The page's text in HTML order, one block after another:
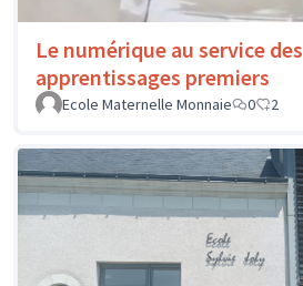
Le numérique au service des
apprentissages premiers
Ecole Maternelle Monnaie
0 2